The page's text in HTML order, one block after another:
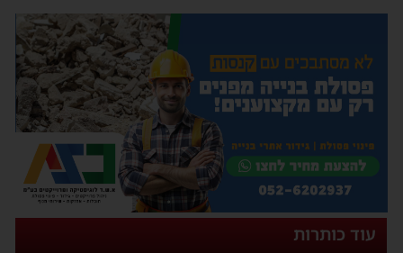
עוד כותרות